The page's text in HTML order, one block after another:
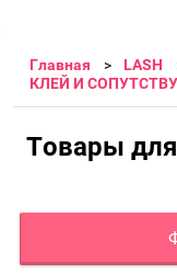
Главная
LASH
КЛЕЙ И
Товары